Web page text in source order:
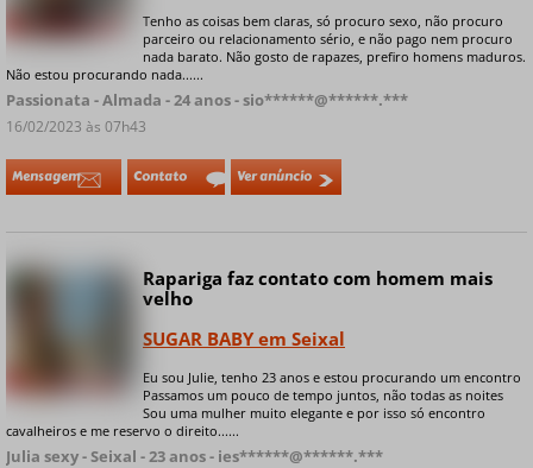
+ 5 fotos privadas
Tenho as coisas bem claras, só procuro sexo, não procuro
parceiro ou relacionamento sério, e não pago nem procuro
nada barato. Não gosto de rapazes, prefiro homens maduros.
Não estou procurando nada......
Passionata - Almada - 24 anos - sio******@******.***
16/02/2023 às 07h43
Mensagem Contato Ver anúncio
Online
Rapariga faz contato com homem mais
velho
SUGAR BABY em Seixal
Eu sou Julie, tenho 23 anos e estou procurando um encontro
Passamos um pouco de tempo juntos, não todas as noites
Sou uma mulher muito elegante e por isso só encontro
cavalheiros e me reservo o direito......
Julia sexy - Seixal - 23 anos - ies******@******.***